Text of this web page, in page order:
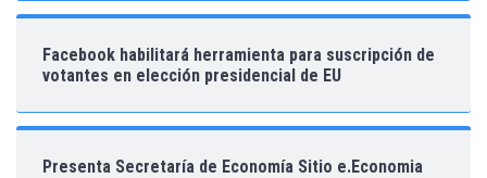
Facebook habilitará herramienta para suscripción de
votantes en elección presidencial de EU
Presenta Secretaría de Economía Sitio e.Economia